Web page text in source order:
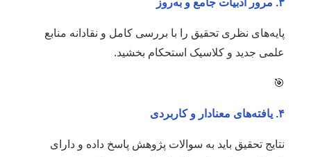
۳. مرور ادبیات جامع و به‌روز
پایه‌های نظری تحقیق را با بررسی کامل و نقادانه منابع
علمی جدید و کلاسیک استحکام بخشید.
🎯
۴. یافته‌های معنادار و کاربردی
نتایج تحقیق باید به سوالات پژوهش پاسخ داده و دارای